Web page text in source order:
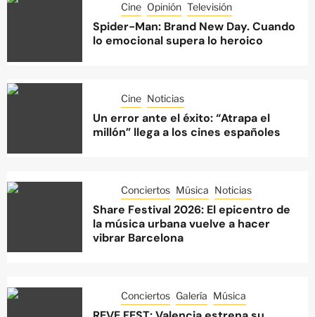
Cine Opinión Televisión
Spider-Man: Brand New Day. Cuando
lo emocional supera lo heroico
Cine Noticias
Un error ante el éxito: “Atrapa el
millón” llega a los cines españoles
Conciertos Música Noticias
Share Festival 2026: El epicentro de
la música urbana vuelve a hacer
vibrar Barcelona
Conciertos Galería Música